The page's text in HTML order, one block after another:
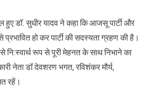
हुए डॉ. सुधीर यादव ने कहा कि आजसू पार्टी और
हो कर पार्टी की सदस्यता ग्रहण की है।
उसे नि:स्वार्थ रूप से पूरी मेहनत के साथ निभाने का
नेता डॉ देवशरण भगत, रविशंकर मौर्य,
रहें।